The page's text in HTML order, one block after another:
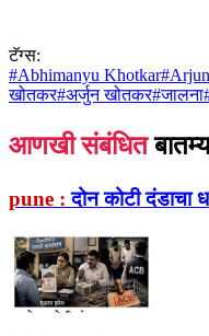
टॅग्स:
#Abhimanyu Khotkar#
खोतकर#अर्जुन खोतकर#जालना
आणखी संबंधित
pune : दोन कोटी दंडाचा